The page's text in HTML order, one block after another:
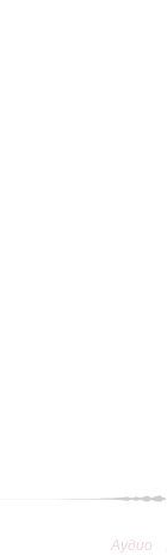
Аудио